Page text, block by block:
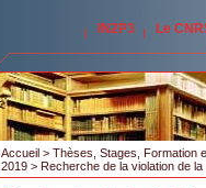
IN2P3 Le
Accueil > Thèses, Stages, Formation
2019 > Recherche de la violation de